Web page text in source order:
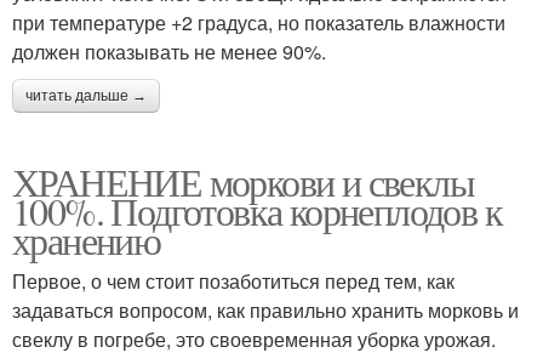
при температуре +2 градуса, но показатель влажности
должен показывать не менее 90%.
читать дальше →
ХРАНЕНИЕ моркови и свеклы
100%. Подготовка корнеплодов к
хранению
Первое, о чем стоит позаботиться перед тем, как
задаваться вопросом, как правильно хранить морковь и
свеклу в погребе, это своевременная уборка урожая.